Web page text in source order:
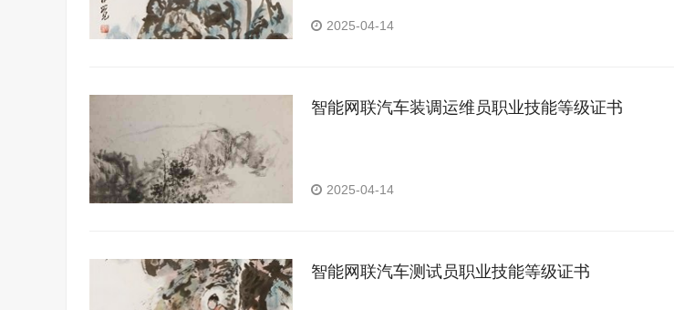
2025-04-14
智能网联汽车装调运维员职业技能等级证书
2025-04-14
智能网联汽车测试员职业技能等级证书